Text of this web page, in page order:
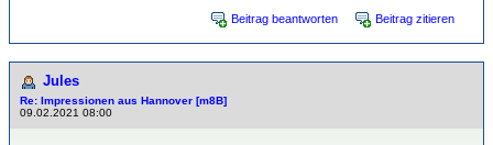
Beitrag beantworten Beitrag zitieren
Jules
Re: Impressionen aus Hannover [m8B]
09.02.2021 08:00